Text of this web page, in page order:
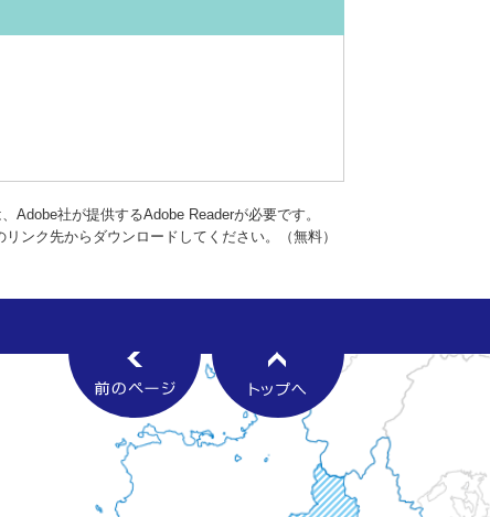
Adobe社が提供するAdobe Readerが必要です。
ンク先からダウンロードしてください。（無料）